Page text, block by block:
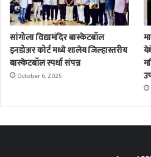
सांगोला विद्यामंदिर बास्केटबॉल
इनडोअर कोर्ट मध्ये शालेय जिल्हास्तरीय
बास्केटबॉल स्पर्धा संपन्न
October 6, 2025